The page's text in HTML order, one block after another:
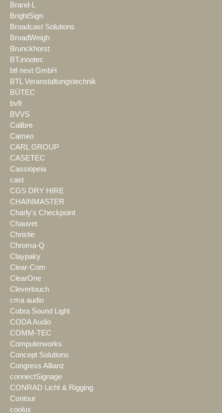
Brand-L
BrightSign
Broadcast Solutions
BroadWeigh
Brunckhorst
BT.innotec
btl next GmbH
BTL Veranstaltungstechnik
BÜTEC
bvft
BVVS
Calibre
Cameo
CARL GROUP
CASETEC
Cassiopeia
cast
CGS DRY HIRE
CHAINMASTER
Charly's Checkpoint
Chauvet
Christie
Chroma-Q
Claypaky
Clear-Com
ClearOne
Clevertouch
cma audio
Cobra Sound Light
CODA Audio
COMM-TEC
Computerworks
Concept Solutions
Congress Allianz
connectSignage
CONRAD Licht & Rigging
Contour
coolux